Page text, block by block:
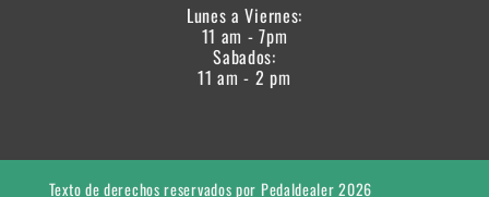
Lunes a Viernes:
11 am - 7pm
Sabados:
11 am - 2 pm
Texto de derechos reservados por Pedaldealer 2026